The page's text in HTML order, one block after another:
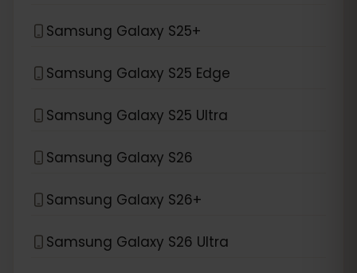
Samsung Galaxy S25+
Samsung Galaxy S25 Edge
Samsung Galaxy S25 Ultra
Samsung Galaxy S26
Samsung Galaxy S26+
Samsung Galaxy S26 Ultra